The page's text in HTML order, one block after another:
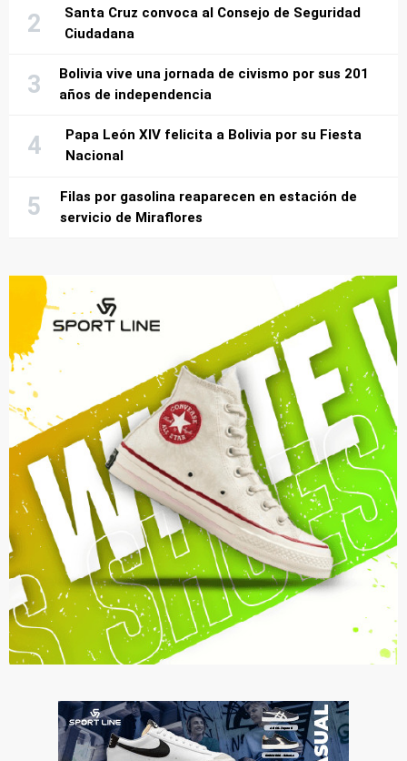
Santa Cruz convoca al Consejo de Seguridad
Ciudadana
Bolivia vive una jornada de civismo por sus 201
años de independencia
Papa León XIV felicita a Bolivia por su Fiesta
Nacional
Filas por gasolina reaparecen en estación de
servicio de Miraflores